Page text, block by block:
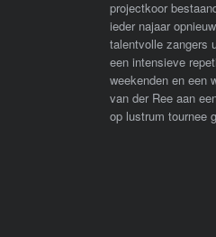
projectkoor
ieder najaar
talentvolle zangers
een intensieve
weekenden en een
van der Ree aan
op lustrum tournee